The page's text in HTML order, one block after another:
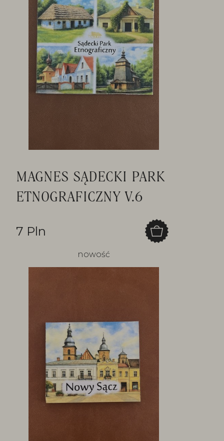
MAGNES SĄDECKI PARK
ETNOGRAFICZNY V.6
7 Pln
nowość